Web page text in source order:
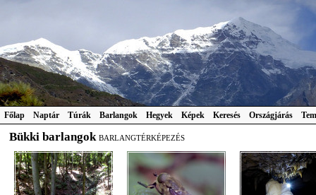
Főlap Naptár Túrák Barlangok Hegyek Képek Keresés Országjárás
Bükki barlangok BARLANGTÉRKÉPEZÉS